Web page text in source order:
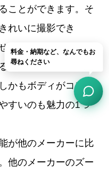
ことができます。そ
れいに撮影でき
ず撮影できる」、
」といった3大シー
かもボディがコンパ
すいのも魅力の1つ
が他のメーカーに比
他のメーカーのズー